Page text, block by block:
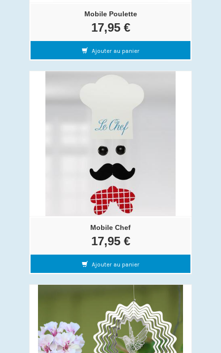
Mobile Poulette
17,95 €
Ajouter au panier
Mobile Chef
17,95 €
Ajouter au panier